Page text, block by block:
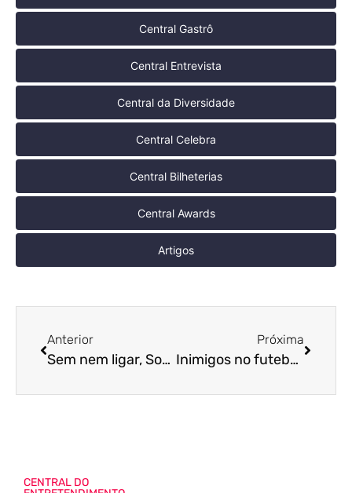
Central Gastrô
Central Entrevista
Central da Diversidade
Central Celebra
Central Bilheterias
Central Awards
Artigos
Anterior
Sem nem ligar, Sony deixa vazar cenas pós-créditos de Morbius
Próxima
Inimigos no futebol, mas amigos no cinema! Confira o primeiro trailer de filme nacional gravado no Paraguai
CENTRAL DO